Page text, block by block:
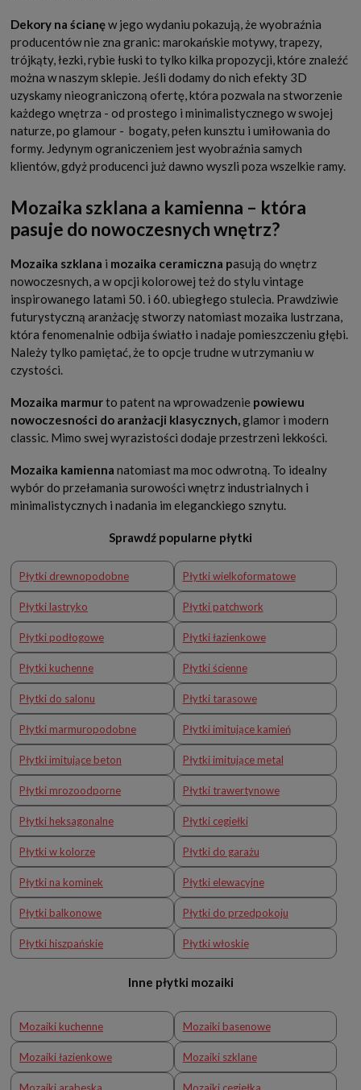
Dekory na ścianęw jego wydaniu pokazują, że wyobraźnia
producentów nie zna granic: marokańskie motywy, trapezy,
trójkąty, łezki, rybie łuski to tylko kilka propozycji, które znaleźć
można w naszym sklepie. Jeśli dodamy do nich efekty 3D
uzyskamy nieograniczoną ofertę, która pozwala na stworzenie
każdego wnętrza - od prostego i minimalistycznego w swojej
naturze, po glamour - bogaty, pełen kunsztu i umiłowania do
formy. Jedynym ograniczeniem jest wyobraźnia samych
klientów, gdyż producenci już dawno wyszli poza wszelkie ramy.
Mozaika szklana a kamienna – która
pasuje do nowoczesnych wnętrz?
Mozaika szklana i mozaika ceramiczna pasują do wnętrz
nowoczesnych, a w opcji kolorowej też do stylu vintage
inspirowanego latami 50. i 60. ubiegłego stulecia. Prawdziwie
futurystyczną aranżację stworzy natomiast mozaika lustrzana,
która fenomenalnie odbija światło i nadaje pomieszczeniu głębi.
Należy tylko pamiętać, że to opcje trudne w utrzymaniu w
czystości.
Mozaika marmurto patent na wprowadzenie powiewu
nowoczesności do aranżacji klasycznych,glamor i modern
classic. Mimo swej wyrazistości dodaje przestrzeni lekkości.
Mozaika kamienna natomiast ma moc odwrotną. To idealny
wybór do przełamania surowości wnętrz industrialnych i
minimalistycznych i nadania im eleganckiego sznytu.
Sprawdź popularne płytki
Płytki drewnopodobne Płytki wielkoformatowe
Płytki lastryko Płytki patchwork
Płytki podłogowe Płytki łazienkowe
Płytki kuchenne Płytki ścienne
Płytki do salonu Płytki tarasowe
Płytki marmuropodobne Płytki imitujące kamień
Płytki imitujące beton Płytki imitujące metal
Płytki mrozoodporne Płytki trawertynowe
Płytki heksagonalne Płytki cegiełki
Płytki w kolorze Płytki do garażu
Płytki na kominek Płytki elewacyjne
Płytki balkonowe Płytki do przedpokoju
Płytki hiszpańskie Płytki włoskie
Inne płytki mozaiki
Mozaiki kuchenne Mozaiki basenowe
Mozaiki łazienkowe Mozaiki szklane
Mozaiki arabeska Mozaiki cegiełka